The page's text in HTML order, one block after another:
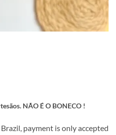
NÃO É O BONECO !
payment is only accepted